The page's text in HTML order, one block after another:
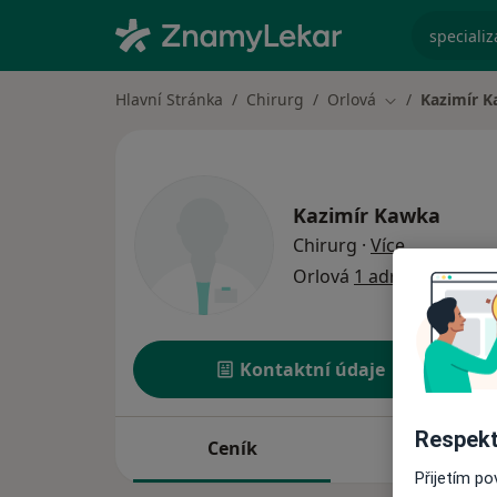
Hlavní Stránka Chirurg Orlová Změna města
Kazimír
Kazimír Kawka
Chirurg · Víceo
Orlová 1 adresa
Kontaktní údaje
Ceník Adresy
Přijetím